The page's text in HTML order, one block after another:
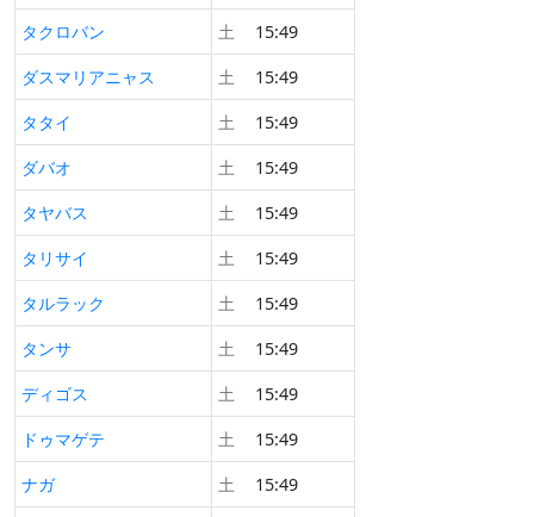
タクロバン
土
15:49
ダスマリアニャス
土
15:49
タタイ
土
15:49
ダバオ
土
15:49
タヤバス
土
15:49
タリサイ
土
15:49
タルラック
土
15:49
タンサ
土
15:49
ディゴス
土
15:49
ドゥマゲテ
土
15:49
ナガ
土
15:49